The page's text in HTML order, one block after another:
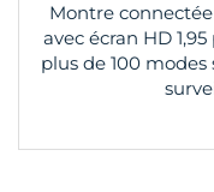
Montre
avec écran HD
plus de 100